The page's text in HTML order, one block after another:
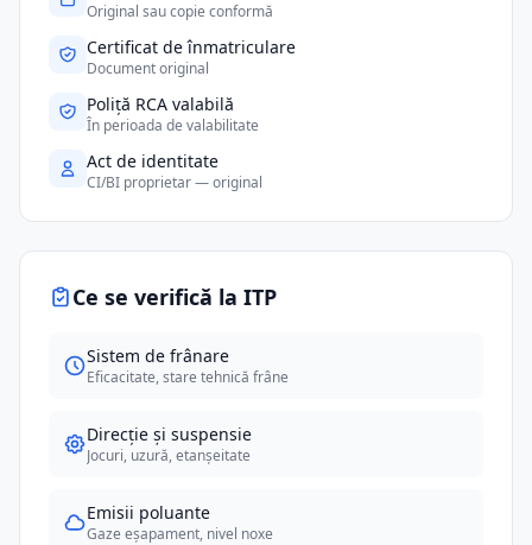
Original sau copie conformă
Certificat de înmatriculare
Document original
Poliță RCA valabilă
În perioada de valabilitate
Act de identitate
CI/BI proprietar — original
Ce se verifică la ITP
Sistem de frânare
Eficacitate, stare tehnică frâne
Direcție și suspensie
Jocuri, uzură, etanșeitate
Emisii poluante
Gaze eșapament, nivel noxe